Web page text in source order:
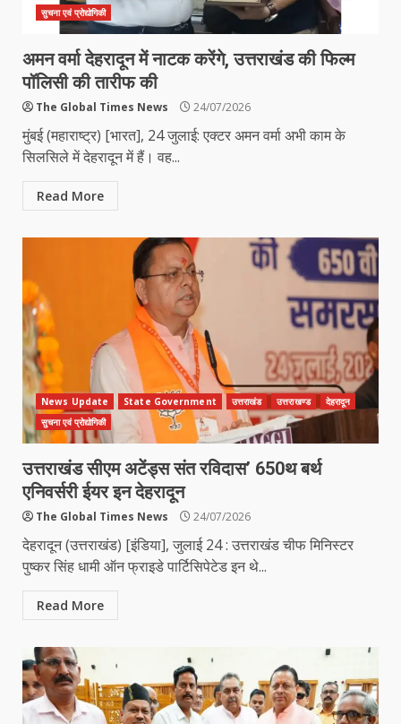
सुचना एवं प्रोद्योगिकी
अमन वर्मा देहरादून में नाटक करेंगे, उत्तराखंड की फिल्म
पॉलिसी की तारीफ की
The Global Times News 24/07/2026
मुंबई (महाराष्ट्र) [भारत], 24 जुलाई: एक्टर अमन वर्मा अभी काम के
सिलसिले में देहरादून में हैं। वह...
Read More
News Update State Government उत्तराखंड उत्तराखण्ड
देहरादून
सुचना एवं प्रोद्योगिकी
उत्तराखंड सीएम अटेंड्स संत रविदास’ 650थ बर्थ
एनिवर्सरी ईयर इन देहरादून
The Global Times News 24/07/2026
देहरादून (उत्तराखंड) [इंडिया], जुलाई 24 : उत्तराखंड चीफ मिनिस्टर
पुष्कर सिंह धामी ऑन फ्राइडे पार्टिसिपेटेड इन थे...
Read More